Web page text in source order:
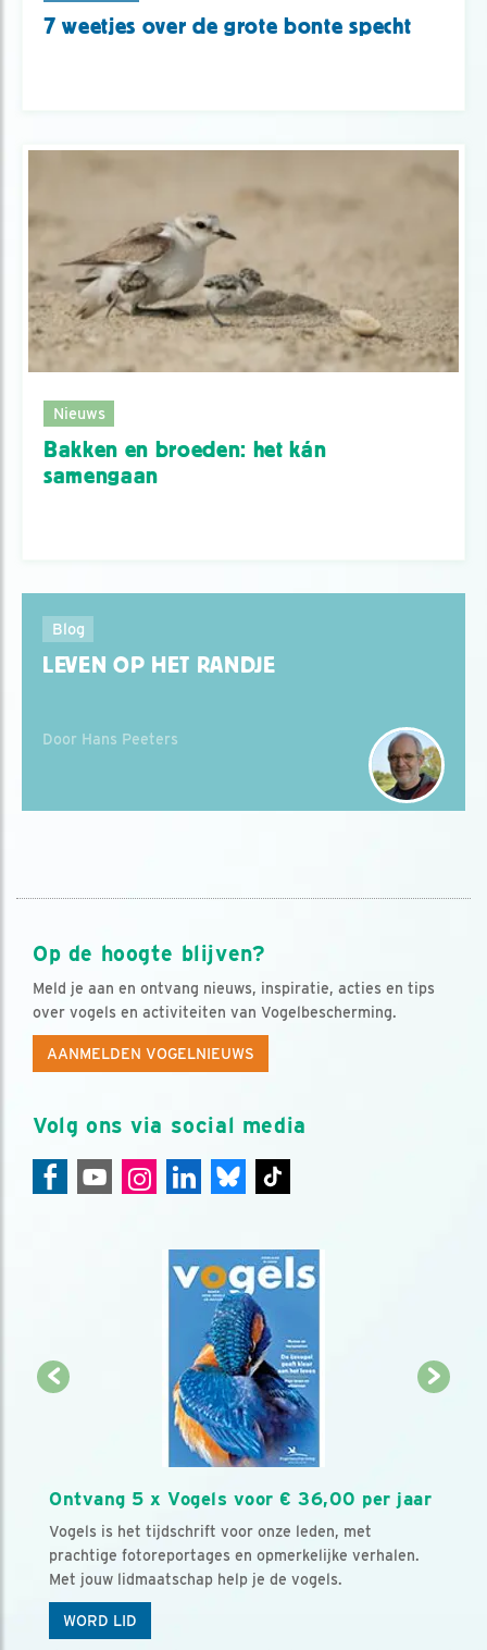
7 weetjes over de grote bonte specht
Nieuws
Bakken en broeden: het kán
samengaan
Blog
LEVEN OP HET RANDJE
Door Hans Peeters
Op de hoogte blijven?
Meld je aan en ontvang nieuws, inspiratie, acties en tips
over vogels en activiteiten van Vogelbescherming.
AANMELDEN VOGELNIEUWS
Volg ons via social media
Ontvang 5 x Vogels voor € 36,00 per jaar
Vogels is het tijdschrift voor onze leden, met
prachtige fotoreportages en opmerkelijke verhalen.
Met jouw lidmaatschap help je de vogels.
WORD LID